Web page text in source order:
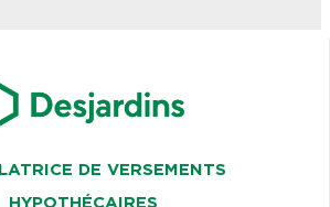
DE VERSEMENTS
HYPOTHÉCAIRES